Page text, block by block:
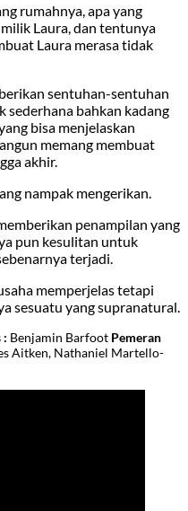
rumahnya, apa yang
Laura, dan tentunya
Laura merasa tidak
sentuhan-sentuhan
sederhana bahkan kadang
bisa menjelaskan
memang membuat
akhir.
nampak mengerikan.
penampilan yang
pun kesulitan untuk
terjadi.
memperjelas tetapi
sesuatu yang supranatural.
: Benjamin Barfoot Pemeran
Aitken, Nathaniel Martello-